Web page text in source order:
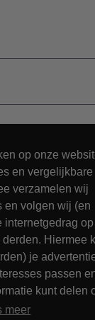
op onze
en vergelijkbare
verzamelen wij
en volgen wij (en
internetgedrag
Hiermee
je
passen
kunt delen
meer